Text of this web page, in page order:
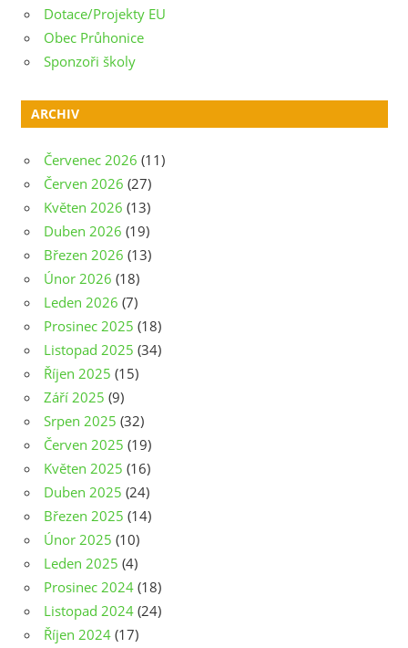
Dotace/Projekty EU
Obec Průhonice
Sponzoři školy
ARCHIV
Červenec 2026 (11)
Červen 2026 (27)
Květen 2026 (13)
Duben 2026 (19)
Březen 2026 (13)
Únor 2026 (18)
Leden 2026 (7)
Prosinec 2025 (18)
Listopad 2025 (34)
Říjen 2025 (15)
Září 2025 (9)
Srpen 2025 (32)
Červen 2025 (19)
Květen 2025 (16)
Duben 2025 (24)
Březen 2025 (14)
Únor 2025 (10)
Leden 2025 (4)
Prosinec 2024 (18)
Listopad 2024 (24)
Říjen 2024 (17)